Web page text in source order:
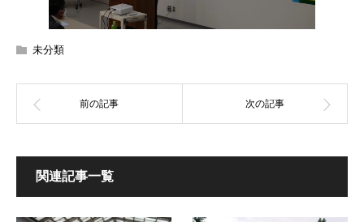
未分類
関連記事一覧